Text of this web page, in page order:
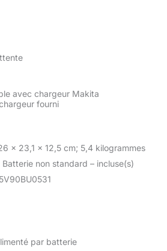
avec chargeur Makita
fourni
x 23,1 x 12,5 cm; 5,4 kilogrammes
non standard – incluse(s)
par batterie